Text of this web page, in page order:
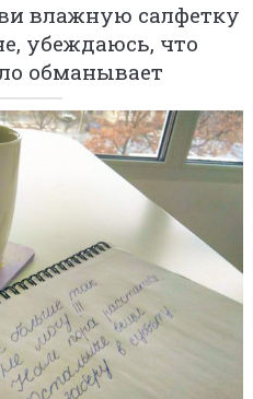
влажную салфетку
убеждаюсь, что
обманывает